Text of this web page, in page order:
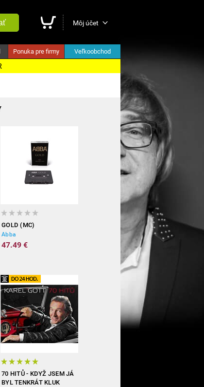
Môj účet
Ponuka pre firmy Veľkoobchod
GOLD (MC)
Abba
47.49 €
70 HITŮ - KDYŽ JSEM JÁ
BYL TENKRÁT KLUK